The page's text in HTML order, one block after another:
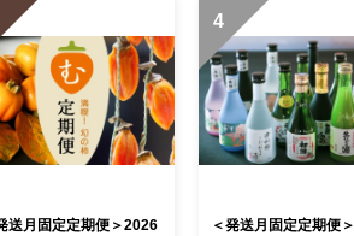
送月固定定期便＞2026
4
＜発送月固定定期便